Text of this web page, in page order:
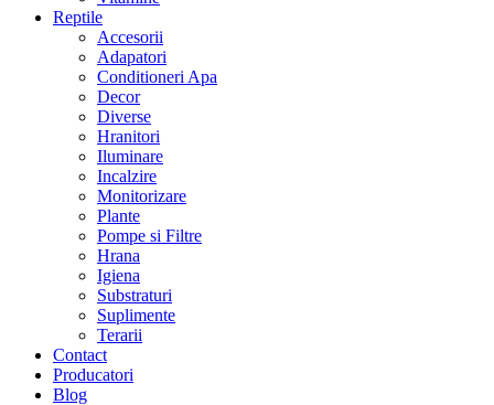
Reptile
Accesorii
Adapatori
Conditioneri Apa
Decor
Diverse
Hranitori
Iluminare
Incalzire
Monitorizare
Plante
Pompe si Filtre
Hrana
Igiena
Substraturi
Suplimente
Terarii
Contact
Producatori
Blog